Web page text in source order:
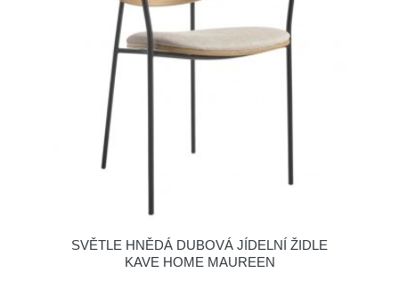
SVĚTLE HNĚDÁ DUBOVÁ JÍDELNÍ ŽIDLE
KAVE HOME MAUREEN